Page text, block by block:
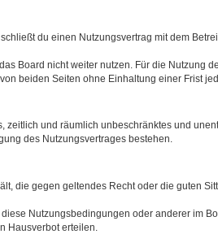
du einen Nutzungsvertrag mit dem
Board nicht weiter nutzen. Für die Nutzung
beiden Seiten ohne Einhaltung einer Frist
und räumlich unbeschränktes und
des Nutzungsvertrages bestehen.
die gegen geltendes Recht oder die guten
Nutzungsbedingungen oder anderer im
Hausverbot erteilen.